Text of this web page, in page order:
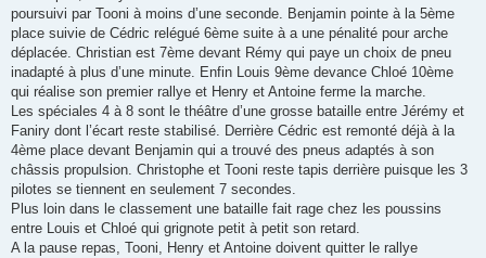
poursuivi par Tooni à moins d’une seconde. Benjamin pointe à la 5ème
place suivie de Cédric relégué 6ème suite à a une pénalité pour arche
déplacée. Christian est 7ème devant Rémy qui paye un choix de pneu
inadapté à plus d’une minute. Enfin Louis 9ème devance Chloé 10ème
qui réalise son premier rallye et Henry et Antoine ferme la marche.
Les spéciales 4 à 8 sont le théâtre d’une grosse bataille entre Jérémy et
Faniry dont l’écart reste stabilisé. Derrière Cédric est remonté déjà à la
4ème place devant Benjamin qui a trouvé des pneus adaptés à son
châssis propulsion. Christophe et Tooni reste tapis derrière puisque les 3
pilotes se tiennent en seulement 7 secondes.
Plus loin dans le classement une bataille fait rage chez les poussins
entre Louis et Chloé qui grignote petit à petit son retard.
A la pause repas, Tooni, Henry et Antoine doivent quitter le rallye